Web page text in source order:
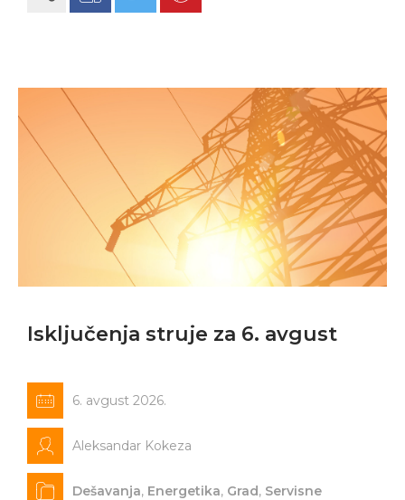
Isključenja struje za 6. avgust
6. avgust 2026.
Aleksandar Kokeza
Dešavanja, Energetika, Grad, Servisne